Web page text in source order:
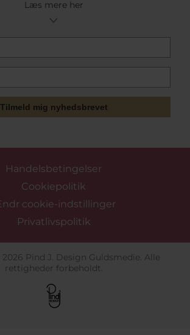
Læs mere her
Tilmeld mig nyhedsbrevet
Handelsbetingelser
Cookiepolitik
cookie-indstillinger
Privatlivspolitik
Pind J. Design Guldsmedie. Alle
rettigheder forbeholdt.